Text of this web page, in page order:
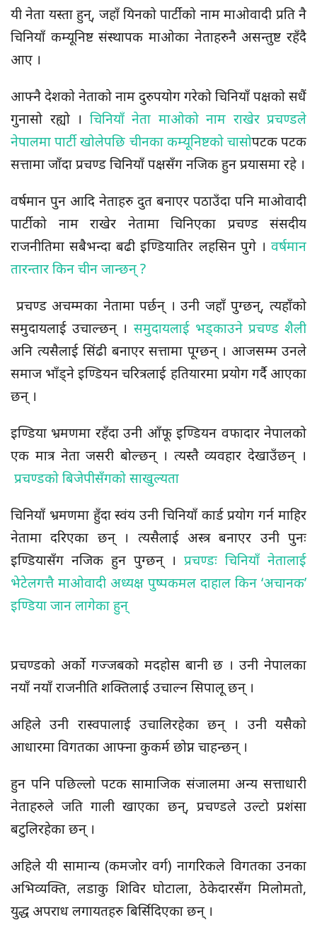
यी नेता यस्ता हुन्, जहाँ यिनको पार्टीको नाम माओवादी प्रति नै
चिनियाँ कम्यूनिष्ट संस्थापक माओका नेताहरुनै असन्तुष्ट रहँदै
आए ।
आफ्नै देशको नेताको नाम दुरुपयोग गरेको चिनियाँ पक्षको सधैं
गुनासो रह्यो । चिनियाँ नेता माओको नाम राखेर प्रचण्डले
नेपालमा पार्टी खोलेपछि चीनका कम्यूनिष्टको चासोपटक पटक
सत्तामा जाँदा प्रचण्ड चिनियाँ पक्षसँग नजिक हुन प्रयासमा रहे ।
वर्षमान पुन आदि नेताहरु दुत बनाएर पठाउँदा पनि माओवादी
पार्टीको नाम राखेर नेतामा चिनिएका प्रचण्ड संसदीय
राजनीतिमा सबैभन्दा बढी इण्डियातिर लहसिन पुगे । वर्षमान
तारन्तार किन चीन जान्छन् ?
प्रचण्ड अचम्मका नेतामा पर्छन् । उनी जहाँ पुग्छन्, त्यहाँको
समुदायलाई उचाल्छन् । समुदायलाई भड्काउने प्रचण्ड शैली
अनि त्यसैलाई सिंढी बनाएर सत्तामा पूग्छन् । आजसम्म उनले
समाज भाँड्ने इण्डियन चरित्रलाई हतियारमा प्रयोग गर्दै आएका
छन् ।
इण्डिया भ्रमणमा रहँदा उनी आँफू इण्डियन वफादार नेपालको
एक मात्र नेता जसरी बोल्छन् । त्यस्तै व्यवहार देखाउँछन् ।
प्रचण्डको बिजेपीसँगको साखुल्यता
चिनियाँ भ्रमणमा हुँदा स्वंय उनी चिनियाँ कार्ड प्रयोग गर्न माहिर
नेतामा दरिएका छन् । त्यसैलाई अस्त्र बनाएर उनी पुनः
इण्डियासँग नजिक हुन पुग्छन् । प्रचण्डः चिनियाँ नेतालाई
भेटेलगत्तै माओवादी अध्यक्ष पुष्पकमल दाहाल किन ‘अचानक’
इण्डिया जान लागेका हुन्
प्रचण्डको अर्को गज्जबको मदहोस बानी छ । उनी नेपालका
नयाँ नयाँ राजनीति शक्तिलाई उचाल्न सिपालू छन् ।
अहिले उनी रास्वपालाई उचालिरहेका छन् । उनी यसैको
आधारमा विगतका आफ्ना कुकर्म छोप्न चाहन्छन् ।
हुन पनि पछिल्लो पटक सामाजिक संजालमा अन्य सत्ताधारी
नेताहरुले जति गाली खाएका छन्, प्रचण्डले उल्टो प्रशंसा
बटुलिरहेका छन् ।
अहिले यी सामान्य (कमजोर वर्ग) नागरिकले विगतका उनका
अभिव्यक्ति, लडाकु शिविर घोटाला, ठेकेदारसँग मिलोमतो,
युद्ध अपराध लगायतहरु बिर्सिदिएका छन् ।